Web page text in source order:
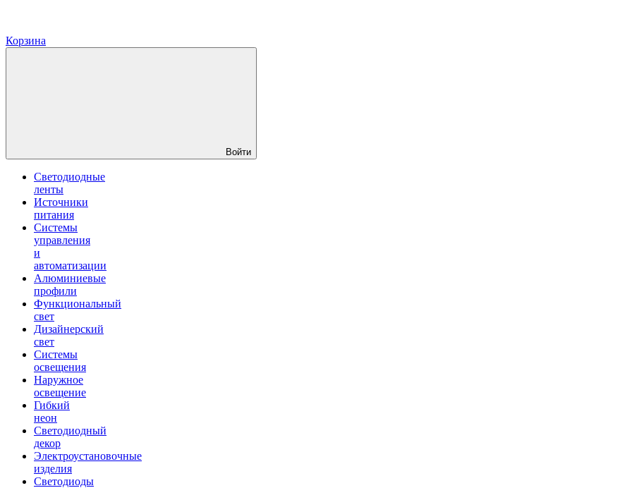
Корзина
Войти
Светодиодные
ленты
Источники
питания
Системы
управления
и
автоматизации
Алюминиевые
профили
Функциональный
свет
Дизайнерский
свет
Системы
освещения
Наружное
освещение
Гибкий
неон
Светодиодный
декор
Электроустановочные
изделия
Светодиоды